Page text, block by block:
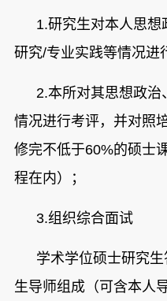
1.研究生对本人思想
研究/专业实践等情况进
2.本所对其思想政治
情况进行考评，并对照
修完不低于60%的硕士
程在内）；
3.组织综合面试
学术学位硕士研究
生导师组成（可含本人